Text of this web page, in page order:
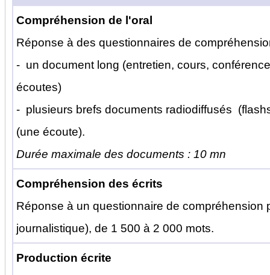
Compréhension de l'oral
Réponse à des questionnaires de
- un document long (entretien, cours,
écoutes)
- plusieurs brefs documents radiodiffusés
(une écoute).
Durée maximale des documents : 10 mn
Compréhension des écrits
Réponse à un questionnaire de compréhension
journalistique), de 1 500 à 2 000 mots.
Production écrite